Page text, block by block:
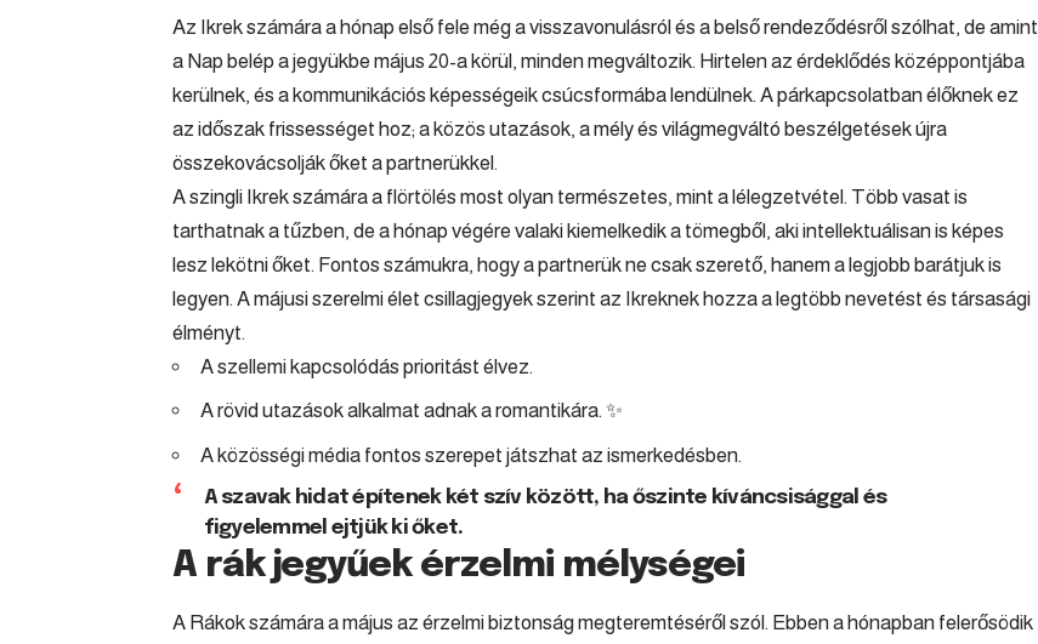
Az Ikrek számára a hónap első fele még a visszavonulásról és a belső rendeződésről szólhat, de amint
a Nap belép a jegyükbe május 20-a körül, minden megváltozik. Hirtelen az érdeklődés középpontjába
kerülnek, és a kommunikációs képességeik csúcsformába lendülnek. A párkapcsolatban élőknek ez
az időszak frissességet hoz; a közös utazások, a mély és világmegváltó beszélgetések újra
összekovácsolják őket a partnerükkel.
A szingli Ikrek számára a flörtölés most olyan természetes, mint a lélegzetvétel. Több vasat is
tarthatnak a tűzben, de a hónap végére valaki kiemelkedik a tömegből, aki intellektuálisan is képes
lesz lekötni őket. Fontos számukra, hogy a partnerük ne csak szerető, hanem a legjobb barátjuk is
legyen. A májusi szerelmi élet csillagjegyek szerint az Ikreknek hozza a legtöbb nevetést és társasági
élményt.
A szellemi kapcsolódás prioritást élvez.
A rövid utazások alkalmat adnak a romantikára. ✨
A közösségi média fontos szerepet játszhat az ismerkedésben.
A szavak hidat építenek két szív között, ha őszinte kíváncsisággal és
figyelemmel ejtjük ki őket.
A rák jegyűek érzelmi mélységei
A Rákok számára a május az érzelmi biztonság megteremtéséről szól. Ebben a hónapban felerősödik